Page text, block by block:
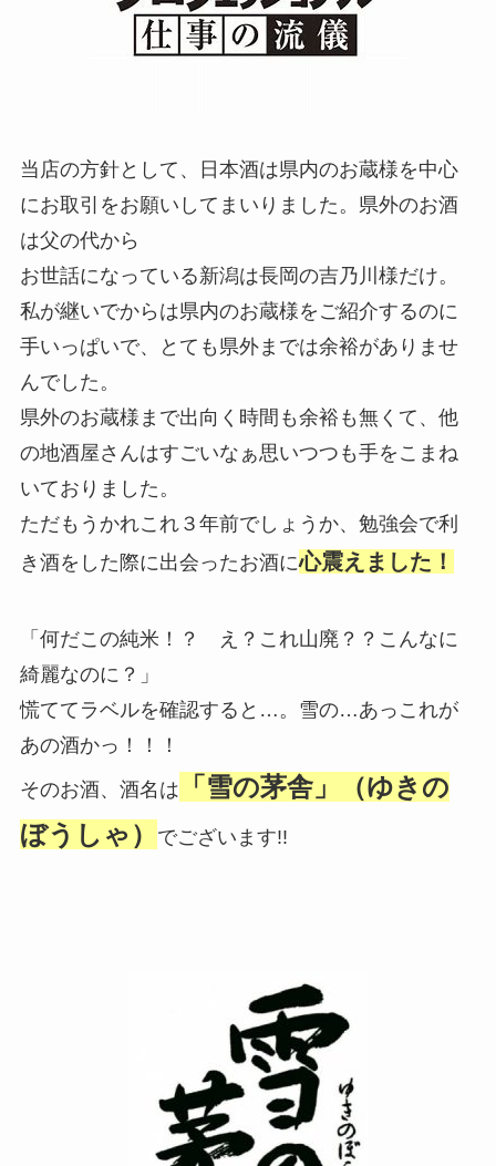
当店の方針として、日本酒は県内のお蔵様を中心
にお取引をお願いしてまいりました。県外のお酒
は父の代から
お世話になっている新潟は長岡の吉乃川様だけ。
私が継いでからは県内のお蔵様をご紹介するのに
手いっぱいで、とても県外までは余裕がありませ
んでした。
県外のお蔵様まで出向く時間も余裕も無くて、他
の地酒屋さんはすごいなぁ思いつつも手をこまね
いておりました。
ただもうかれこれ３年前でしょうか、勉強会で利
き酒をした際に出会ったお酒に心震えました！
「何だこの純米！？ え？これ山廃？？こんなに
綺麗なのに？」
慌ててラベルを確認すると…。雪の…あっこれが
あの酒かっ！！！
そのお酒、酒名は
「雪の茅舎」（ゆきの
ぼうしゃ）
でございます!!